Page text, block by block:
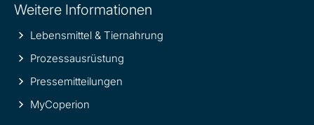
information
Weitere Informationen
Lebensmittel & Tiernahrung
Prozessausrüstung
Pressemitteilungen
MyCoperion